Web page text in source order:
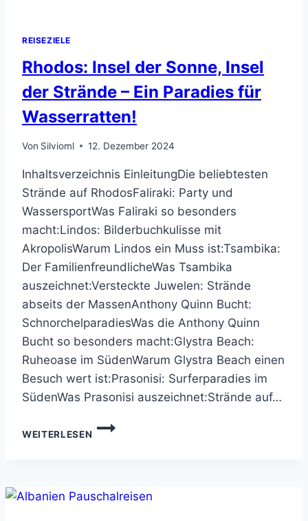
REISEZIELE
Rhodos: Insel der Sonne, Insel
der Strände – Ein Paradies für
Wasserratten!
Von Silvioml 12. Dezember 2024
Inhaltsverzeichnis EinleitungDie beliebtesten
Strände auf RhodosFaliraki: Party und
WassersportWas Faliraki so besonders
macht:Lindos: Bilderbuchkulisse mit
AkropolisWarum Lindos ein Muss ist:Tsambika:
Der FamilienfreundlicheWas Tsambika
auszeichnet:Versteckte Juwelen: Strände
abseits der MassenAnthony Quinn Bucht:
SchnorchelparadiesWas die Anthony Quinn
Bucht so besonders macht:Glystra Beach:
Ruheoase im SüdenWarum Glystra Beach einen
Besuch wert ist:Prasonisi: Surferparadies im
SüdenWas Prasonisi auszeichnet:Strände auf…
WEITERLESEN
RHODOS:
DER